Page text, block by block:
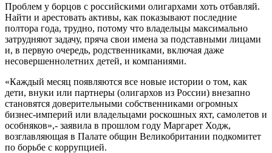
Проблем у борцов с российскими олигархами хоть отбавляй.
Найти и арестовать активы, как показывают последние
полтора года, трудно, потому что владельцы максимально
затрудняют задачу, пряча свои имена за подставными лицами
и, в первую очередь, родственниками, включая даже
несовершеннолетних детей, и компаниями.
«Каждый месяц появляются все новые истории о том, как
дети, внуки или партнеры (олигархов из России) внезапно
становятся доверительными собственниками огромных
бизнес-империй или владельцами роскошных яхт, самолетов и
особняков»,- заявила в прошлом году Маргарет Ходж,
возглавляющая в Палате общин Великобритании подкомитет
по борьбе с коррупцией.